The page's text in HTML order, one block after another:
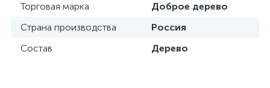
Торговая марка
Доброе дерево
Страна производства
Россия
Состав
Дерево